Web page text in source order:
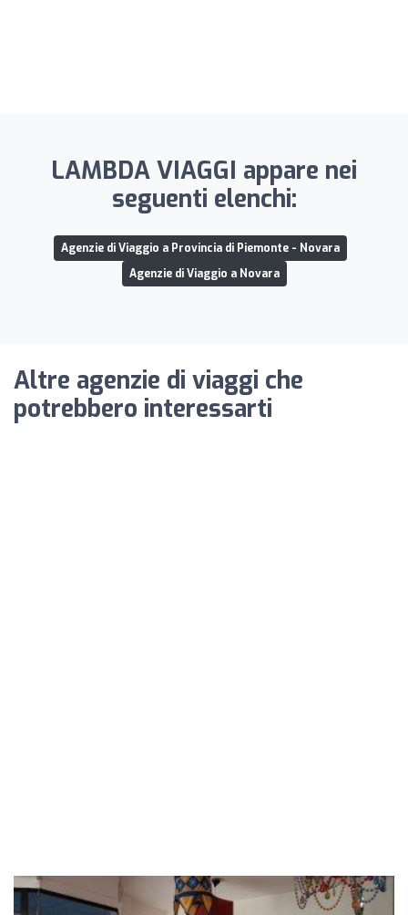
LAMBDA VIAGGI appare nei
seguenti elenchi:
Agenzie di Viaggio a Provincia di Piemonte - Novara
Agenzie di Viaggio a Novara
Altre agenzie di viaggi che
potrebbero interessarti